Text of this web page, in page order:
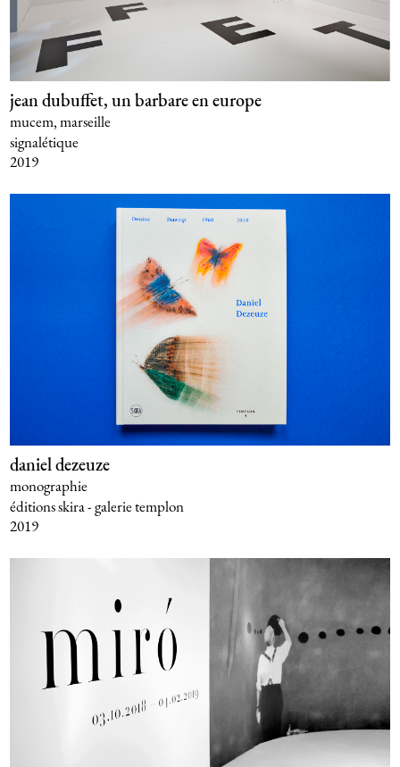
jean dubuffet, un barbare en europe
mucem, marseille
signalétique
2019
daniel dezeuze
monographie
éditions skira - galerie templon
2019